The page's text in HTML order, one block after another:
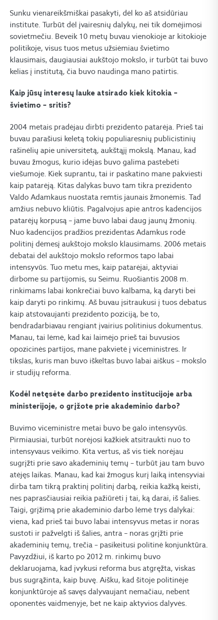
Sunku vienareikšmiškai pasakyti, dėl ko aš atsidūriau
institute. Turbūt dėl įvairesnių dalykų, nei tik domėjimosi
sovietmečiu. Beveik 10 metų buvau vienokioje ar kitokioje
politikoje, visus tuos metus užsiėmiau švietimo
klausimais, daugiausiai aukštojo mokslo, ir turbūt tai buvo
kelias į institutą, čia buvo naudinga mano patirtis.
Kaip jūsų interesų lauke atsirado kiek kitokia –
švietimo – sritis?
2004 metais pradėjau dirbti prezidento patarėja. Prieš tai
buvau parašiusi keletą tokių populiaresnių publicistinių
rašinėlių apie universitetą, aukštąjį mokslą. Manau, kad
buvau žmogus, kurio idėjas buvo galima pastebėti
viešumoje. Kiek suprantu, tai ir paskatino mane pakviesti
kaip patarėją. Kitas dalykas buvo tam tikra prezidento
Valdo Adamkaus nuostata remtis jaunais žmonėmis. Tad
amžius nebuvo kliūtis. Pagalvojus apie antros kadencijos
patarėjų korpusą – jame buvo labai daug jaunų žmonių.
Nuo kadencijos pradžios prezidentas Adamkus rodė
politinį dėmesį aukštojo mokslo klausimams. 2006 metais
debatai dėl aukštojo mokslo reformos tapo labai
intensyvūs. Tuo metu mes, kaip patarėjai, aktyviai
dirbome su partijomis, su Seimu. Ruošiantis 2008 m.
rinkimams labai konkrečiai buvo kalbama, ką daryti bei
kaip daryti po rinkimų. Aš buvau įsitraukusi į tuos debatus
kaip atstovaujanti prezidento poziciją, be to,
bendradarbiavau rengiant įvairius politinius dokumentus.
Manau, tai lėmė, kad kai laimėjo prieš tai buvusios
opozicinės partijos, mane pakvietė į viceministres. Ir
tikslas, kuris man buvo iškeltas buvo labai aiškus – mokslo
ir studijų reforma.
Kodėl netęsėte darbo prezidento institucijoje arba
ministerijoje, o grįžote prie akademinio darbo?
Buvimo viceministre metai buvo be galo intensyvūs.
Pirmiausiai, turbūt norėjosi kažkiek atsitraukti nuo to
intensyvaus veikimo. Kita vertus, aš vis tiek norėjau
sugrįžti prie savo akademinių temų – turbūt jau tam buvo
atėjęs laikas. Manau, kad kai žmogus kurį laiką intensyviai
dirba tam tikrą praktinį politinį darbą, reikia kažką keisti,
nes paprasčiausiai reikia pažiūrėti į tai, ką darai, iš šalies.
Taigi, grįžimą prie akademinio darbo lėmė trys dalykai:
viena, kad prieš tai buvo labai intensyvus metas ir noras
sustoti ir pažvelgti iš šalies, antra – noras grįžti prie
akademinių temų, trečia – pasikeitusi politinė konjunktūra.
Pavyzdžiui, iš karto po 2012 m. rinkimų buvo
deklaruojama, kad įvykusi reforma bus atgręžta, viskas
bus sugrąžinta, kaip buvę. Aišku, kad šitoje politinėje
konjunktūroje aš savęs dalyvaujant nemačiau, nebent
oponentės vaidmenyje, bet ne kaip aktyvios dalyvės.